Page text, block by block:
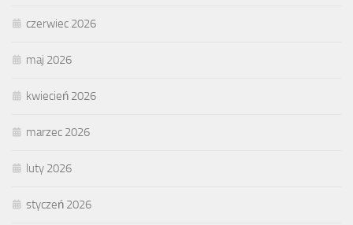
czerwiec 2026
maj 2026
kwiecień 2026
marzec 2026
luty 2026
styczeń 2026